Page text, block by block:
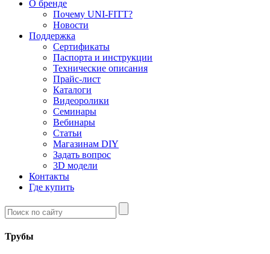
О бренде
Почему UNI-FITT?
Новости
Поддержка
Сертификаты
Паспорта и инструкции
Технические описания
Прайс-лист
Каталоги
Видеоролики
Семинары
Вебинары
Статьи
Магазинам DIY
Задать вопрос
3D модели
Контакты
Где купить
Трубы